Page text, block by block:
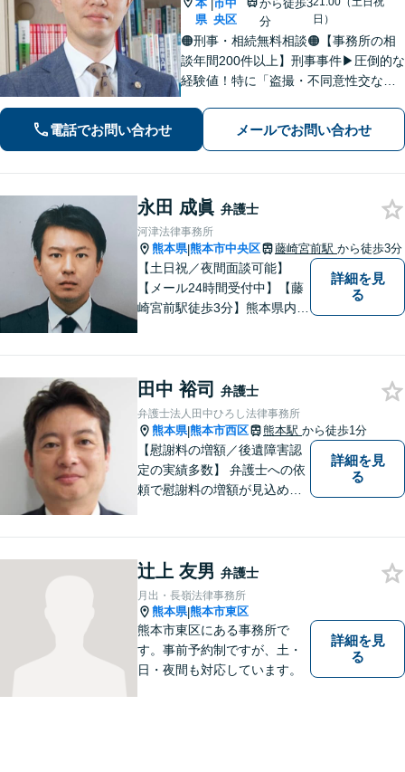
本
県
|市中
央区
から徒歩3
分
日）
🟠刑事・相続無料相談🟠【事務所の相
談年間200件以上】刑事事件▶︎圧倒的な
経験値！特に「盗撮・不同意性交など
局・証券会社」勤務で培った税の知識
を生かし、依頼者に寄り添った強いパ
電話でお問い合わせ メールでお問い合わせ
永田 成眞 弁護士
河津法律事務所
熊本県|熊本市中央区 藤崎宮前駅 から徒歩3分
【土日祝／夜間面談可能】
【メール24時間受付中】【藤
崎宮前駅徒歩3分】熊本県内及
の方の契約関係トラブルまで
幅広くご相談いただいており
ます。お気軽にご相談くださ
い。
詳細を見
る
田中 裕司 弁護士
弁護士法人田中ひろし法律事務所
熊本県|熊本市西区 熊本駅 から徒歩1分
【慰謝料の増額／後遺障害認
定の実績多数】 弁護士への依
頼で慰謝料の増額が見込めま
ノウハウ多数】相続手続きか
ら遺言書までトータルサポー
ト【JR熊本駅から徒歩1分】
詳細を見
る
辻上 友男 弁護士
月出・長嶺法律事務所
熊本県|熊本市東区
熊本市東区にある事務所で
す。事前予約制ですが、土・
日・夜間も対応しています。
詳細を見
る